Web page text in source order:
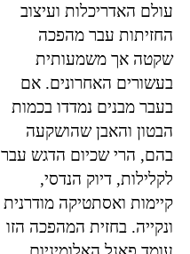
עולם האדריכלות ועיצוב
החזיתות עבר מהפכה
שקטה אך משמעותית
בעשורים האחרונים. אם
בעבר מבנים נמדדו בכמות
הבטון והאבן שהושקעה
בהם, הרי שכיום הדגש עבר
לקלילות, דיוק הנדסי,
קיימות ואסתטיקה מודרנית
ונקייה. בחזית המהפכה הזו
בארץ, איכות חומרים
מטורפת, מחירים נוחים.
כאחד שעובד הרבה עם
שלטים ופרסום לארועים
קרה לא אחת שנתקעתי עם
ספק שעבדתי איתו בעבר
ומוטי היקר שהוא ממש
מלאך הציל אותי. זה אדם
שעובד עם הנשמה, מחייך
כל הזמן אפי' דרך הטלפון
אפשר להרגיש את החיוך.
כיף לעבוד איתו. מחכה
לעוד עבודות בשביל להזמין
קרא עוד